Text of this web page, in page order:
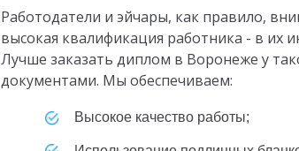
Работодатели и эйчары, как правило,
высокая квалификация работника - в их
Лучше заказать диплом в Воронеже у
документами. Мы обеспечиваем:
высокое качество работы;